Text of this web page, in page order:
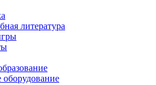
литература